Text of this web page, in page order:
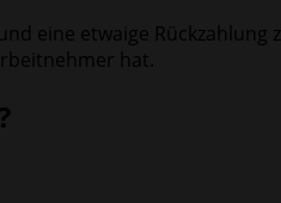
eine etwaige Rückzahlung
hat.